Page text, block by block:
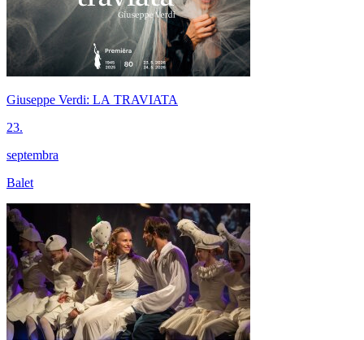
Giuseppe Verdi: LA TRAVIATA
23.
septembra
Balet